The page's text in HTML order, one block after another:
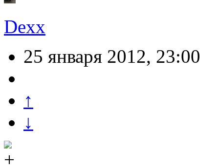
Dexx
25 января 2012, 23:00
↑
↓